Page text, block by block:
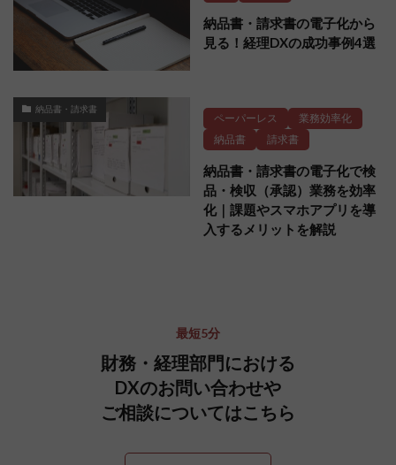
納品書・請求書の電子化から
見る！経理DXの成功事例4選
納品書・請求書
ペーパーレス
業務効率化
納品書
請求書
納品書・請求書の電子化で検
品・検収（承認）業務を効率
化｜課題やスマホアプリを導
入するメリットを解説
最短5分
財務・経理部門における
DXのお問い合わせや
ご相談についてはこちら